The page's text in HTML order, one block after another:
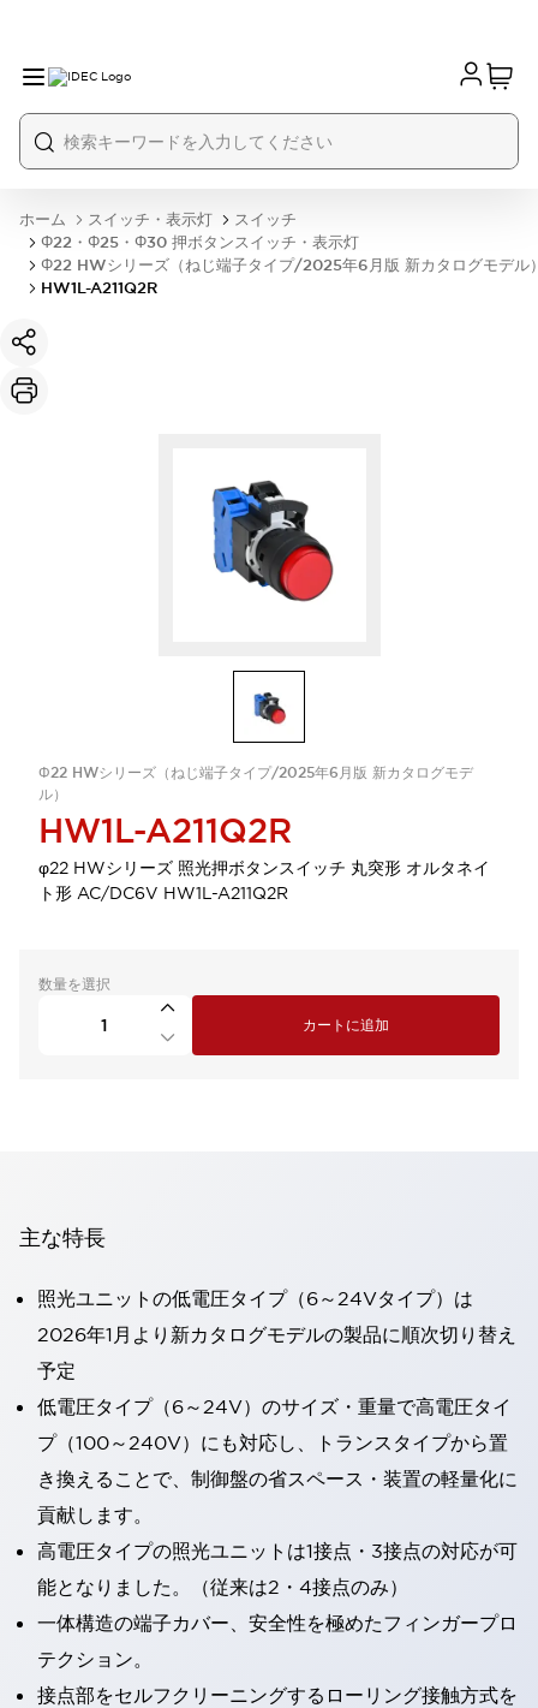
ホーム スイッチ・表示灯
スイッチ
Φ22・Φ25・Φ30 押ボタンスイッチ・表示灯
Φ22 HWシリーズ（ねじ端子タイプ/2025年6月版 新カタログモデル
HW1L-A211Q2R
Φ22 HWシリーズ（ねじ端子タイプ/2025年6月版 新カタログモデ
ル）
HW1L-A211Q2R
φ22 HWシリーズ 照光押ボタンスイッチ 丸突形 オルタネイ
ト形 AC/DC6V HW1L-A211Q2R
数量を選択
カートに追加
主な特長
照光ユニットの低電圧タイプ（6～24Vタイプ）は
2026年1月より新カタログモデルの製品に順次切り替え
予定
低電圧タイプ（6～24V）のサイズ・重量で高電圧タイ
プ（100～240V）にも対応し、トランスタイプから置
き換えることで、制御盤の省スペース・装置の軽量化に
貢献します。
高電圧タイプの照光ユニットは1接点・3接点の対応が可
能となりました。（従来は2・4接点のみ）
一体構造の端子カバー、安全性を極めたフィンガープロ
テクション。
接点部をセルフクリーニングするローリング接触方式を